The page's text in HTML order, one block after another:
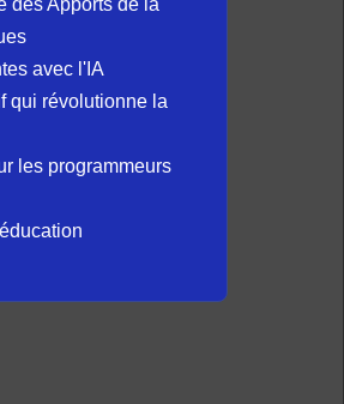
des Apports de la
avec l'IA
qui révolutionne la
les programmeurs